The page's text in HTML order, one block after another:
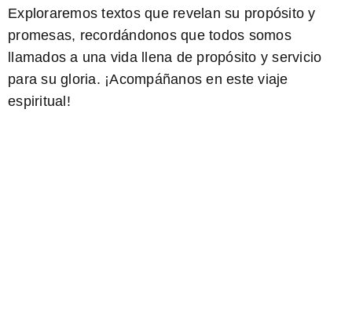
Exploraremos textos que revelan su propósito y
promesas, recordándonos que todos somos
llamados a una vida llena de propósito y servicio
para su gloria. ¡Acompáñanos en este viaje
espiritual!